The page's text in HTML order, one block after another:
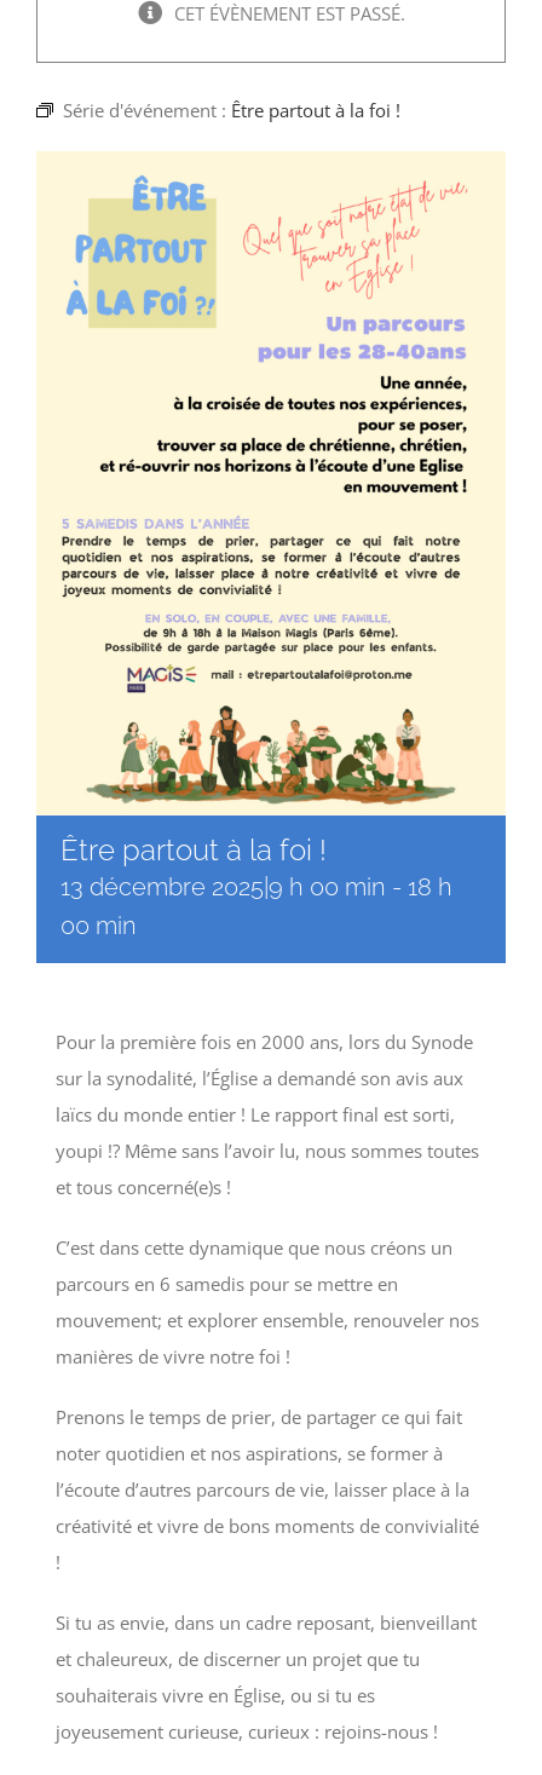
Magis Paris
Cowork Magis
JRS France
Réseau Magis
CET ÉVÈNEMENT EST PASSÉ.
Série d'événement : Être partout à la foi !
Être partout à la foi !
13 décembre 2025|9 h 00 min - 18 h
00 min
Pour la première fois en 2000 ans, lors du Synode
sur la synodalité, l’Église a demandé son avis aux
laïcs du monde entier ! Le rapport final est sorti,
youpi !? Même sans l’avoir lu, nous sommes toutes
et tous concerné(e)s !
C’est dans cette dynamique que nous créons un
parcours en 6 samedis pour se mettre en
mouvement; et explorer ensemble, renouveler nos
manières de vivre notre foi !
Prenons le temps de prier, de partager ce qui fait
noter quotidien et nos aspirations, se former à
l’écoute d’autres parcours de vie, laisser place à la
créativité et vivre de bons moments de convivialité
!
Si tu as envie, dans un cadre reposant, bienveillant
et chaleureux, de discerner un projet que tu
souhaiterais vivre en Église, ou si tu es
joyeusement curieuse, curieux : rejoins-nous !